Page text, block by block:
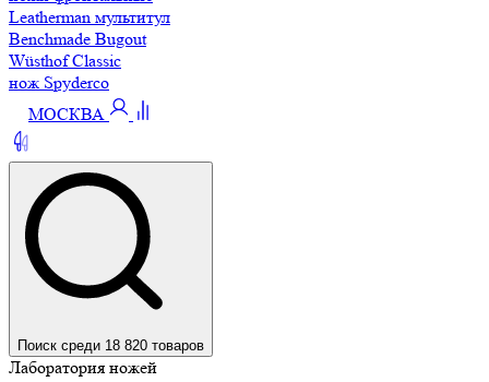
Leatherman мультитул
Benchmade Bugout
Wüsthof Classic
нож Spyderco
МОСКВА
Поиск среди 18 820 товаров
Лаборатория ножей